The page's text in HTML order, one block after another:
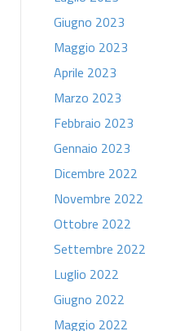
Giugno 2023
Maggio 2023
Aprile 2023
Marzo 2023
Febbraio 2023
Gennaio 2023
Dicembre 2022
Novembre 2022
Ottobre 2022
Settembre 2022
Luglio 2022
Giugno 2022
Maggio 2022